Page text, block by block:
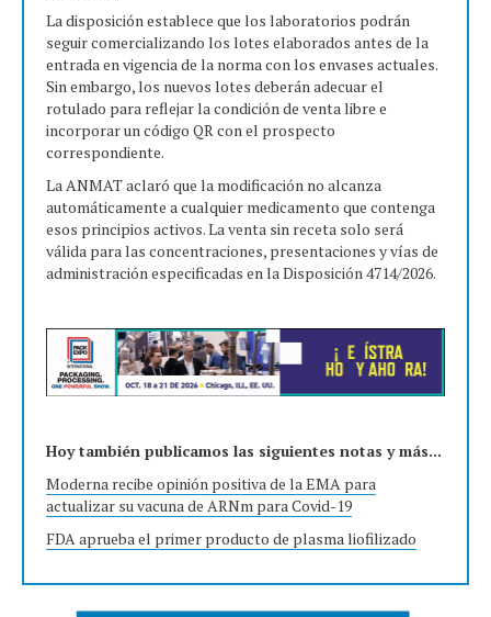
La disposición establece que los laboratorios podrán
seguir comercializando los lotes elaborados antes de la
entrada en vigencia de la norma con los envases actuales.
Sin embargo, los nuevos lotes deberán adecuar el
rotulado para reflejar la condición de venta libre e
incorporar un código QR con el prospecto
correspondiente.
La ANMAT aclaró que la modificación no alcanza
automáticamente a cualquier medicamento que contenga
esos principios activos. La venta sin receta solo será
válida para las concentraciones, presentaciones y vías de
administración especificadas en la Disposición 4714/2026.
Hoy también publicamos las siguientes notas y más...
Moderna recibe opinión positiva de la EMA para
actualizar su vacuna de ARNm para Covid-19
FDA aprueba el primer producto de plasma liofilizado